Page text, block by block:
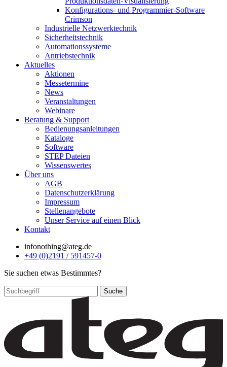
Konfigurations- und Programmier-Software
Crimson
Industrielle Netzwerktechnik
Sicherheitstechnik
Automationssysteme
Antriebstechnik
Aktuelles
Aktionen
Messetermine
News
Veranstaltungen
Webinare
Beratung & Support
Bedienungsanleitungen
Kataloge
Software
STEP Dateien
Wissenswertes
Über uns
AGB
Datenschutzerklärung
Impressum
Stellenangebote
Unser Service auf einen Blick
Kontakt
infonothing@ateg.de
+49 (0)2191 / 591457-0
Sie suchen etwas Bestimmtes?
Suche